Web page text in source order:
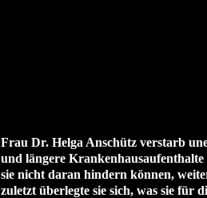
Frau Dr. Helga Anschütz verstarb
und längere
sie nicht daran hindern können,
zuletzt überlegte sie sich, was sie für